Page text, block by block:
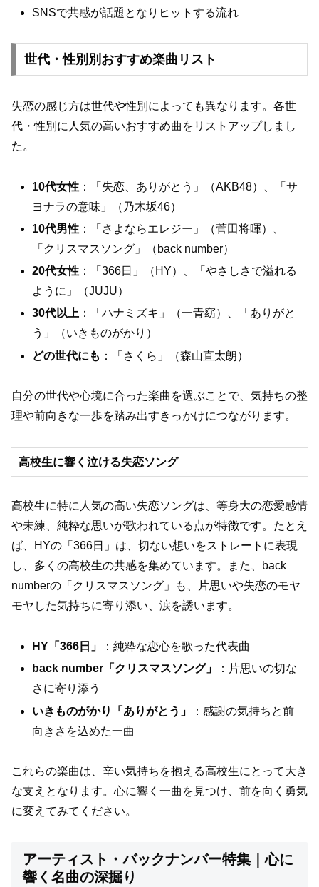
SNSで共感が話題となりヒットする流れ
世代・性別別おすすめ楽曲リスト
失恋の感じ方は世代や性別によっても異なります。各世
代・性別に人気の高いおすすめ曲をリストアップしまし
た。
10代女性 ：「失恋、ありがとう」（AKB48）、「サ
ヨナラの意味」（乃木坂46）
10代男性 ：「さよならエレジー」（菅田将暉）、
「クリスマスソング」（back number）
20代女性 ：「366日」（HY）、「やさしさで溢れる
ように」（JUJU）
30代以上 ：「ハナミズキ」（一青窈）、「ありがと
う」（いきものがかり）
どの世代にも ：「さくら」（森山直太朗）
自分の世代や心境に合った楽曲を選ぶことで、気持ちの整
理や前向きな一歩を踏み出すきっかけにつながります。
高校生に響く泣ける失恋ソング
高校生に特に人気の高い失恋ソングは、等身大の恋愛感情
や未練、純粋な思いが歌われている点が特徴です。たとえ
ば、HYの「366日」は、切ない想いをストレートに表現
し、多くの高校生の共感を集めています。また、back
numberの「クリスマスソング」も、片思いや失恋のモヤ
モヤした気持ちに寄り添い、涙を誘います。
HY「366日」
：純粋な恋心を歌った代表曲
back number「クリスマスソング」
：片思いの切な
さに寄り添う
いきものがかり「ありがとう」
：感謝の気持ちと前
向きさを込めた一曲
これらの楽曲は、辛い気持ちを抱える高校生にとって大き
な支えとなります。心に響く一曲を見つけ、前を向く勇気
に変えてみてください。
アーティスト・バックナンバー特集｜心に
響く名曲の深掘り